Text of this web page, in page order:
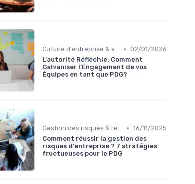
Culture d’entreprise & alignement • 02/01/2026
L'autorité Réfléchie: Comment
Galvaniser l’Engagement de vos
Équipes en tant que PDG?
Gestion des risques & résilience • 16/11/2025
Comment réussir la gestion des
risques d'entreprise ? 7 stratégies
fructueuses pour le PDG